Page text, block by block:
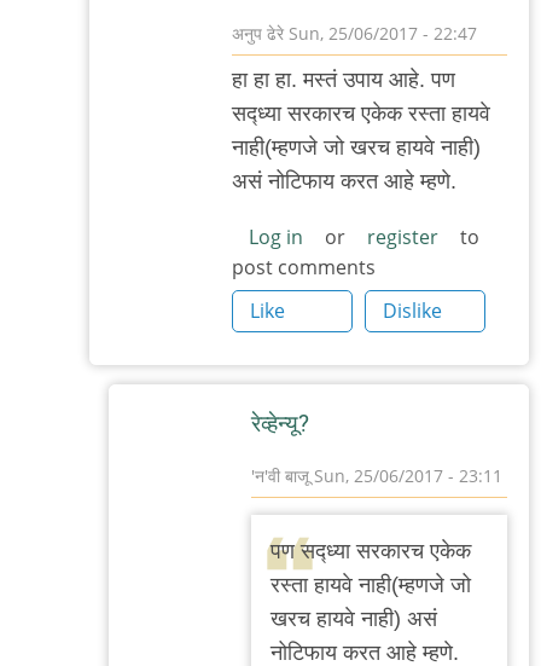
अनुप ढेरे Sun, 25/06/2017 - 22:47
हाय‌वेच्या
अंत‌रात
म
by
आदूबाळ
हा हा हा. म‌स्त‌ं उपाय आहे. प‌ण
स‌द्ध्या स‌र‌कार‌च एकेक र‌स्ता हाय‌वे
नाही(म्ह‌णजे जो ख‌र‌च हायवे नाही)
अस‌ं नोटिफाय क‌र‌त‌ आहे म्ह‌णे.
Log in or register
to
post comments
Like
Dislike
रेव्हेन्यू?
'न'वी बाजू Sun, 25/06/2017 - 23:11
In
reply
to
प‌ण स‌द्ध्या स‌र‌कार‌च एकेक
र‌स्ता हाय‌वे नाही(म्ह‌णजे जो
ख‌र‌च हायवे नाही) अस‌ं
नोटिफाय क‌र‌त‌ आहे म्ह‌णे.